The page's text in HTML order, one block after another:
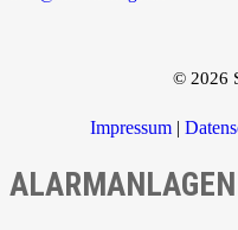
© 2026
Impressum|